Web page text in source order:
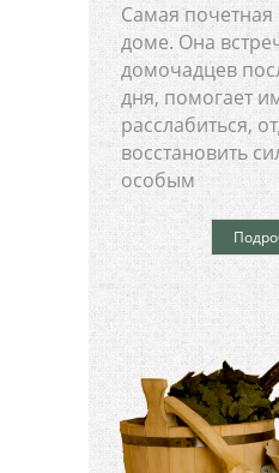
Самая почетная
доме. Она
домочадцев
дня, помогает
расслабиться,
восстановить
особым